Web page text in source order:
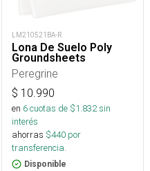
LM210521BA-R
Lona De Suelo Poly
Groundsheets
Peregrine
$ 10.990
en 6cuotas de $1.832sin
interés
ahorras $440 por
transferencia.
Disponible